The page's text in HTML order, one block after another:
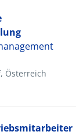
Österreich